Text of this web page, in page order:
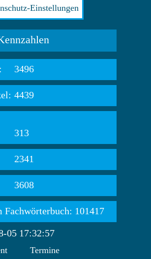
Einstellungen
3496
4439
313
2341
3608
Fachwörterbuch: 101417
05 17:32:57
Termine